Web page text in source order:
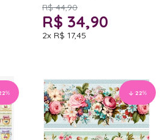
R$ 44,90
R$ 34,90
2x R$ 17,45
% 22%